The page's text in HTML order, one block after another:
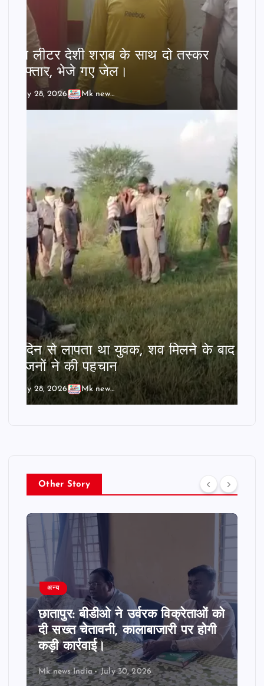
बीस लीटर देशी शराब के साथ दो तस्कर
गिरफ्तार, भेजे गए जेल।
July 28, 2026 Mk news India
दो दिन से लापता था युवक, शव मिलने के बाद
परिजनों ने की पहचान
July 28, 2026 Mk news India
Other Story
अन्य
छातापुर: बीडीओ ने उर्वरक विक्रेताओं को
दी सख्त चेतावनी, कालाबाजारी पर होगी
कड़ी कार्रवाई।
Mk news India July 30, 2026